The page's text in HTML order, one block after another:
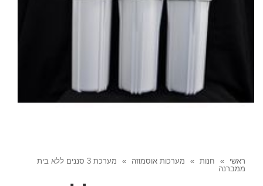
ראשי » חנות » מערכות אוסמוזה »
מערכת 3 סננים ללא בית
ממברנה